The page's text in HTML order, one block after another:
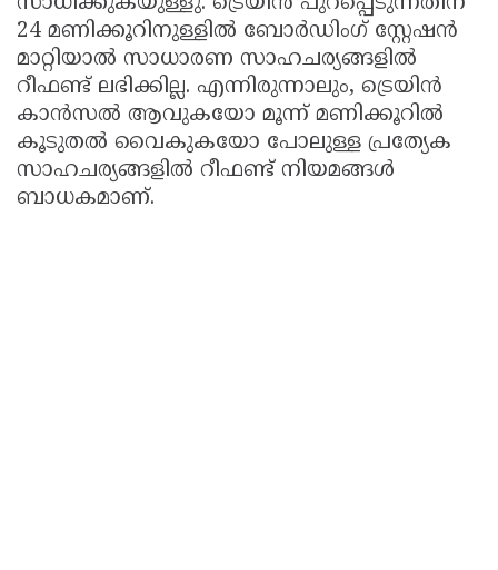
24 മണിക്കൂറിനുള്ളിൽ ബോർഡിംഗ് സ്റ്റേഷൻ
മാറ്റിയാൽ സാധാരണ സാഹചര്യങ്ങളിൽ
റീഫണ്ട് ലഭിക്കില്ല. എന്നിരുന്നാലും, ട്രെയിൻ
കാൻസൽ ആവുകയോ മൂന്ന് മണിക്കൂറിൽ
കൂടുതൽ വൈകുകയോ പോലുള്ള പ്രത്യേക
സാഹചര്യങ്ങളിൽ റീഫണ്ട് നിയമങ്ങൾ
ബാധകമാണ്.